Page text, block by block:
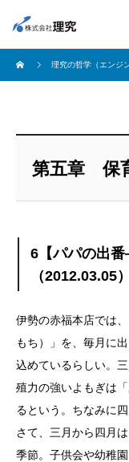
理究の哲学（エンジン
第五章 保
6【パパの出
（2012.03.05）
伊勢の赤福本店では
もち）」を、毎月に
込めているらしい。
殖力の強いよもぎは
るという。ちなみに
さて、三月から四月
季節。子供会や幼稚